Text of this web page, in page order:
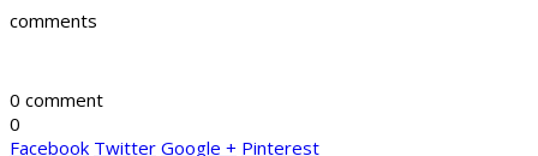
comments
0 comment
0
Facebook Twitter Google + Pinterest